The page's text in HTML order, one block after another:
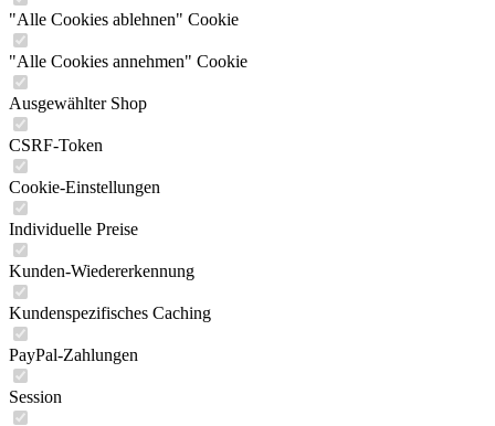
"Alle Cookies ablehnen" Cookie
"Alle Cookies annehmen" Cookie
Ausgewählter Shop
CSRF-Token
Cookie-Einstellungen
Individuelle Preise
Kunden-Wiedererkennung
Kundenspezifisches Caching
PayPal-Zahlungen
Session